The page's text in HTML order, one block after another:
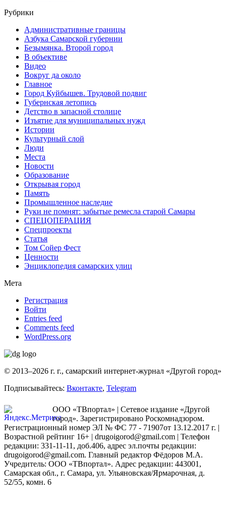
Рубрики
Административные границы
Азбука Самарской губернии
Безымянка. Второй город
В объективе
Видео
Вокруг да около
Главное
Город Куйбышев. Трудовой подвиг
Губернская летопись
Детство в запасной столице
Изъятие для муниципальных нужд
Истории
Культурный слой
Люди
Места
Новости
Образование
Открывая город
Память
Промышленное наследие
Руки не помнят: забытые ремесла старой Самары
СПЕЦОПЕРАЦИЯ
Спецпроекты
Статья
Том Сойер Фест
Ценности
Энциклопедия самарских улиц
Мета
Регистрация
Войти
Entries feed
Comments feed
WordPress.org
© 2013–2026 г. г., самарский интернет-журнал «Другой город»
Подписывайтесь: Вконтакте, Telegram
ООО «ТВпортал» | Сетевое издание «Другой
город». Зарегистрировано Роскомнадзором.
Регистрационный номер ЭЛ № ФС 77 - 71907от 13.12.2017 г. |
Возрастной рейтинг 16+ | drugoigorod@gmail.com | Телефон
редакции: 331-11-11, доб.406, адрес эл.почты редакции:
drugoigorod@gmail.com. Главный редактор Фёдоров М.А.
Учредитель: ООО «ТВпортал». Адрес редакции: 443001,
Самарская обл., г. Самара, ул. Ульяновская/Ярмарочная, д.
52/55, комн. 6